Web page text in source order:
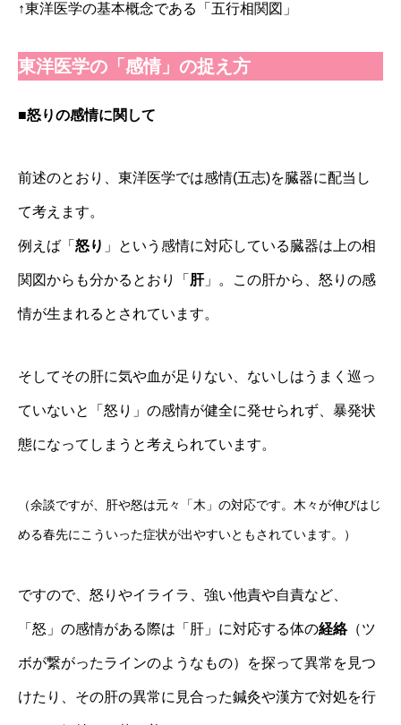
↑東洋医学の基本概念である「五行相関図」
東洋医学の「感情」の捉え方
■怒りの感情に関して
前述のとおり、東洋医学では感情(五志)を臓器に配当し
て考えます。
例えば「 怒り 」という感情に対応している臓器は上の相
関図からも分かるとおり「 肝」。この肝から、怒りの感
情が生まれるとされています。
そしてその肝に気や血が足りない、ないしはうまく巡っ
ていないと「怒り」の感情が健全に発せられず、暴発状
態になってしまうと考えられています。
（余談ですが、肝や怒は元々「木」の対応です。木々が伸びはじ
める春先にこういった症状が出やすいともされています。）
ですので、怒りやイライラ、強い他責や自責など、
「怒」の感情がある際は「肝」に対応する体の経絡（ツ
ボが繋がったラインのようなもの）を探って異常を見つ
けたり、その肝の異常に見合った鍼灸や漢方で対処を行